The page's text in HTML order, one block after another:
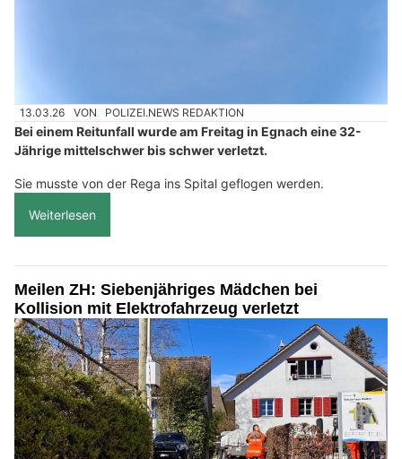
13.03.26 VON POLIZEI.NEWS REDAKTION
Bei einem Reitunfall wurde am Freitag in Egnach eine 32-
Jährige mittelschwer bis schwer verletzt.
Sie musste von der Rega ins Spital geflogen werden.
Weiterlesen
Meilen ZH: Siebenjähriges Mädchen bei
Kollision mit Elektrofahrzeug verletzt